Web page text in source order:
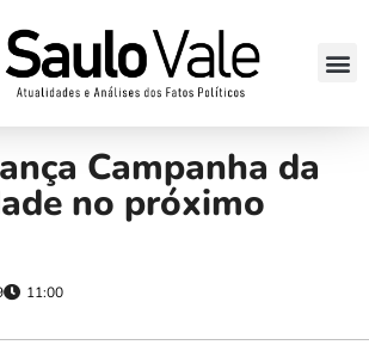
Campanha da
no próximo
11:00